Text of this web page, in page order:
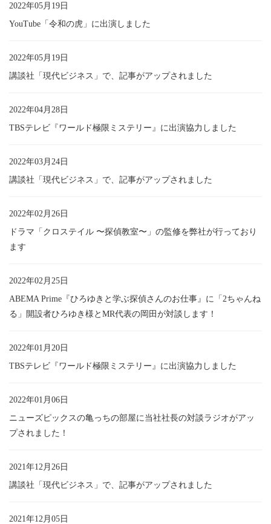
2022年05月19日
YouTube「令和の虎」に出演しました
2022年05月19日
講談社「現代ビジネス」で、記事がアップされました
2022年04月28日
TBSテレビ『ワールド極限ミステリー』に出演協力しました
2022年03月24日
講談社「現代ビジネス」で、記事がアップされました
2022年02月26日
ドラマ「クロステイル 〜探偵教室〜」の監修を弊社が行っており
ます
2022年02月25日
ABEMA Prime『ひろゆきと学ぶ探偵さんのお仕事』に「2ちゃんね
る」開設者ひろゆき様とMR代表の岡田が対談します！
2022年01月20日
TBSテレビ『ワールド極限ミステリー』に出演協力しました
2022年01月06日
ニューズピックスの亀っちの部屋に当社社長の対談ラジオがアッ
プされました！
2021年12月26日
講談社「現代ビジネス」で、記事がアップされました
2021年12月05日